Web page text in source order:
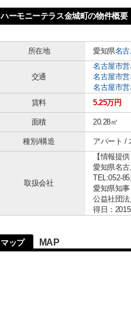
ハーモニーテラス金城町の物件概要
所在地
愛知県名
交通
名古屋市
名古屋市
名古屋市
賃料
5.25万円
面積 20.28㎡
種別/構造 アパート /
取扱会社
【情報提
愛知県名
TEL:052-
愛知県知
公益社団
得日：
マップ MAP